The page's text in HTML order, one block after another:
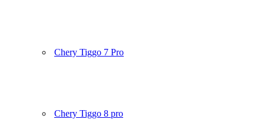
Chery Tiggo 7 Pro
Chery Tiggo 8 pro